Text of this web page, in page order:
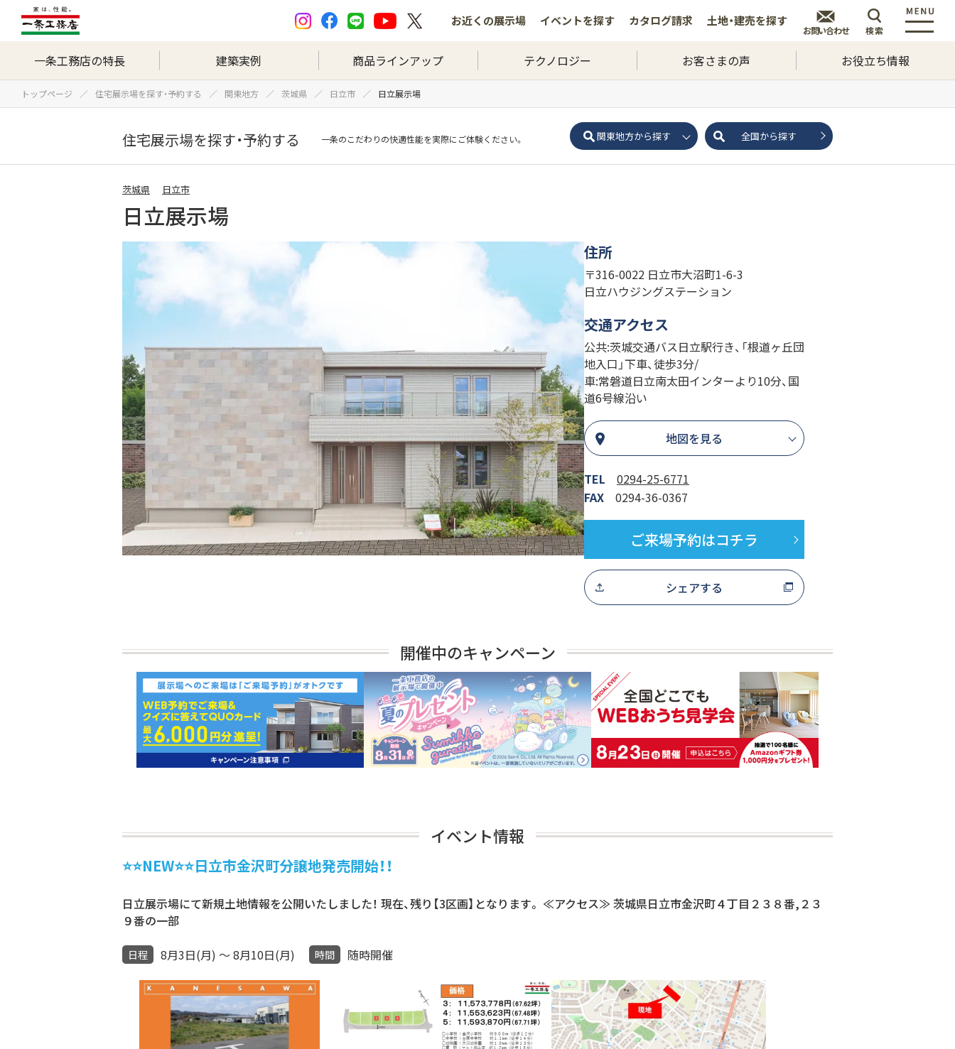
お近くの展示場 イベントを探す カタログ請求 土地・建売を探す
お問い合わせ 検索
一条工務店の特長 建築実例 商品ラインアップ テクノロジー お客さまの声 お役立ち情報
トップページ 住宅展示場を探す・予約する 関東地方 茨城県 日立市 日立展示場
住宅展示場を探す・予約する 一条のこだわりの快適性能を実際にご体験ください。 関東地方から探す 全国から探す
茨城県 日立市
日立展示場
住所
〒316-0022 日立市大沼町1-6-3
日立ハウジングステーション
交通アクセス
公共:茨城交通バス日立駅行き、「根道ヶ丘団
地入口」下車、徒歩3分/
車:常磐道日立南太田インターより10分、国
道6号線沿い
地図を見る
TEL 0294-25-6771
FAX 0294-36-0367
ご来場予約はコチラ
シェアする
開催中のキャンペーン
イベント情報
⭐⭐NEW⭐⭐日立市金沢町分譲地発売開始！！
日立展示場にて新規土地情報を公開いたしました！ 現在、残り【3区画】となります。 ≪アクセス≫ 茨城県日立市金沢町４丁目２３８番,２３
９番の一部
日程 8月3日(月) ～ 8月10日(月) 時間 随時開催